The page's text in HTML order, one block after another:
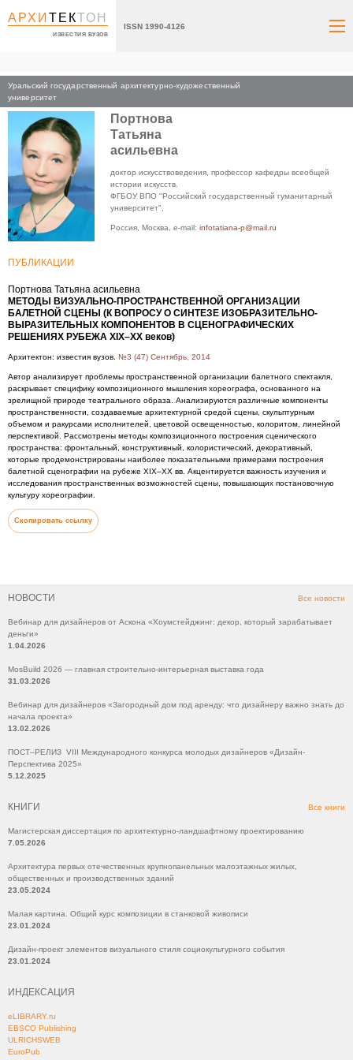
АРХИТЕКТОН
ИЗВЕСТИЯ ВУЗОВ
ISSN 1990-4126
Уральский государственный архитектурно-художественный
университет
НОВОСТИ Все новости
Вебинар для дизайнеров от Аскона «Хоумстейджинг: декор, который зарабатывает
деньги»
1.04.2026
MosBuild 2026 — главная строительно-интерьерная выставка года
31.03.2026
Вебинар для дизайнеров «Загородный дом под аренду: что дизайнеру важно знать до
начала проекта»
13.02.2026
ПОСТ–РЕЛИЗ VIII Международного конкурса молодых дизайнеров «Дизайн-
Перспектива 2025»
5.12.2025
КНИГИ Все книги
Магистерская диссертация по архитектурно-ландшафтному проектированию
7.05.2026
Архитектура первых отечественных крупнопанельных малоэтажных жилых,
общественных и производственных зданий
23.05.2024
Малая картина. Общий курс композиции в станковой живописи
23.01.2024
Дизайн-проект элементов визуального стиля социокультурного события
23.01.2024
ИНДЕКСАЦИЯ
eLIBRARY.ru
EBSCO Publishing
ULRICHSWEB
EuroPub
Главная
Портнова
Татьяна
асильевна
доктор искусствоведения, профессор кафедры всеобщей
истории искусств.
ФГБОУ ВПО "Российский государственный гуманитарный
университет",
Россия, Москва, e-mail: infotatiana-p@mail.ru
ПУБЛИКАЦИИ
Портнова Татьяна асильевна
МЕТОДЫ ВИЗУАЛЬНО-ПРОСТРАНСТВЕННОЙ ОРГАНИЗАЦИИ
БАЛЕТНОЙ СЦЕНЫ (К ВОПРОСУ О СИНТЕЗЕ ИЗОБРАЗИТЕЛЬНО-
ВЫРАЗИТЕЛЬНЫХ КОМПОНЕНТОВ В СЦЕНОГРАФИЧЕСКИХ
РЕШЕНИЯХ РУБЕЖА XIX–XX веков)
Архитектон: известия вузов. №3 (47) Сентябрь, 2014
Автор анализирует проблемы пространственной организации балетного спектакля,
раскрывает специфику композиционного мышления хореографа, основанного на
зрелищной природе театрального образа. Анализируются различные компоненты
пространственности, создаваемые архитектурной средой сцены, скульптурным
объемом и ракурсами исполнителей, цветовой освещенностью, колоритом, линейной
перспективой. Рассмотрены методы композиционного построения сценического
пространства: фронтальный, конструктивный, колористический, декоративный,
которые продемонстрированы наиболее показательными примерами построения
балетной сценографии на рубеже XIX–XX вв. Акцентируется важность изучения и
исследования пространственных возможностей сцены, повышающих постановочную
культуру хореографии.
Скопировать ссылку